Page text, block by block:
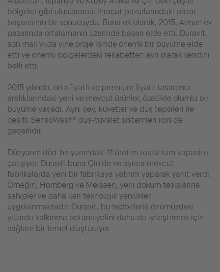
bölgeler gibi uluslararası ihracat pazarlarındaki pazar
başarısının bir sonucuydu. Buna ek olarak, 2015, Alman ev
pazarında ortalamanın üzerinde başarı elde etti. Duravit,
son mali yılda yine proje işinde önemli bir büyüme elde
etti ve önemli bölgelerdeki rekabetten ayrı olarak kendini
belli etti.
2015 yılında, orta fiyatlı ve premium fiyatlı tasarımcı
aralıklarındaki yeni ve mevcut ürünler, özellikle olumlu bir
büyüme yaşadı. Aynı şey, küvetler ve duş tepsileri ile
çeşitli SensoWash® duş-tuvalet sistemleri için de
geçerlidir.
Dünyanın dört bir yanındaki 11 üretim tesisi tam kapasite
çalışıyor. Duravit buna Çin'de ve ayrıca mevcut
fabrikalarda yeni bir fabrikaya yatırım yaparak yanıt verdi.
Örneğin, Hornberg ve Meissen, yeni döküm tesislerine
sahipler ve daha ileri teknolojik yenilikler
uygulanmaktadır. Duravit, bu tedbirlerle önümüzdeki
yıllarda kalkınma potansiyelini daha da iyileştirmek için
sağlam bir temel oluşturuyor.